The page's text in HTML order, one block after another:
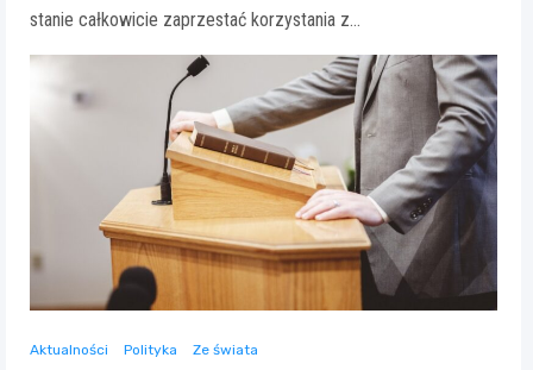
stanie całkowicie zaprzestać korzystania z…
Aktualności Polityka Ze świata